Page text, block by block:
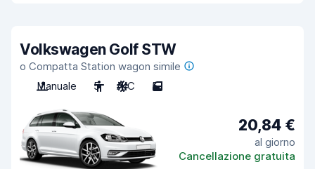
Volkswagen Golf STW
o Compatta Station wagon simile
Manuale
5 A/C 5
20,84 €
al giorno
Cancellazione gratuita